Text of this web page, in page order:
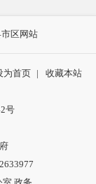
区网站
为首页 |
收藏本站
号